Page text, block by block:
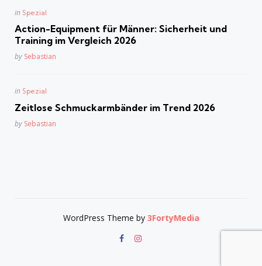
Posted
in Spezial
Action-Equipment für Männer: Sicherheit und
Training im Vergleich 2026
Posted
by Sebastian
Posted
in Spezial
Zeitlose Schmuckarmbänder im Trend 2026
Posted
by Sebastian
WordPress Theme by 3FortyMedia